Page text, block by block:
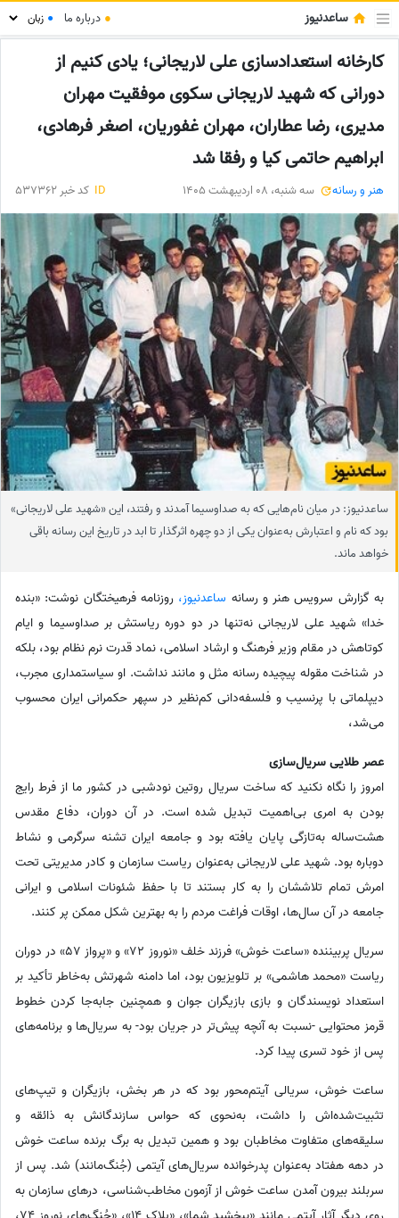
ساعدنیوز ● درباره ما ●
کارخانه استعدادسازی علی لاریجانی؛ یادی کنیم از
دورانی که شهید لاریجانی سکوی موفقیت مهران
مدیری، رضا عطاران، مهران غفوریان، اصغر فرهادی،
ابراهیم حاتمی کیا و رفقا شد
هنر و رسانه سه شنبه، 08 اردیبهشت 1405 ID کد خبر 537362
ساعدنیوز: در میان نام‌هایی که به صداوسیما آمدند و رفتند، این «شهید علی لاریجانی»
بود که نام و اعتبارش به‌عنوان یکی از دو چهره اثرگذار تا ابد در تاریخ این رسانه باقی
خواهد ماند.
به گزارش سرویس هنر و رسانه ساعدنیوز،روزنامه فرهیختگان نوشت: «بنده
خدا» شهید علی لاریجانی نه‌تنها در دو دوره ریاستش بر صداوسیما و ایام
کوتاهش در مقام وزیر فرهنگ و ارشاد اسلامی، نماد قدرت نرم نظام بود، بلکه
در شناخت مقوله پیچیده رسانه مثل و مانند نداشت. او سیاستمداری مجرب،
دیپلماتی با پرنسیب و فلسفه‌دانی کم‌نظیر در سپهر حکمرانی ایران محسوب
می‌شد،
عصر طلایی سریال‌سازی
امروز را نگاه نکنید که ساخت سریال روتین نودشبی در کشور ما از فرط رایج
بودن به امری بی‌اهمیت تبدیل شده است. در آن دوران، دفاع مقدس
هشت‌ساله به‌تازگی پایان یافته بود و جامعه ایران تشنه سرگرمی و نشاط
دوباره بود. شهید علی لاریجانی به‌عنوان ریاست سازمان و کادر مدیریتی تحت
امرش تمام تلاششان را به کار بستند تا با حفظ شئونات اسلامی و ایرانی
جامعه در آن سال‌ها، اوقات فراغت مردم را به بهترین شکل ممکن پر کنند.
سریال پربیننده «ساعت خوش» فرزند خلف «نوروز 72» و «پرواز 57» در دوران
ریاست «محمد هاشمی» بر تلویزیون بود، اما دامنه شهرتش به‌خاطر تأکید بر
استعداد نویسندگان و بازی بازیگران جوان و همچنین جابه‌جا کردن خطوط
قرمز محتوایی -نسبت به آنچه پیش‌تر در جریان بود- به سریال‌ها و برنامه‌های
پس از خود تسری پیدا کرد.
ساعت خوش، سریالی آیتم‌محور بود که در هر بخش، بازیگران و تیپ‌های
تثبیت‌شده‌اش را داشت، به‌نحوی که حواس سازندگانش به ذائقه و
سلیقه‌های متفاوت مخاطبان بود و همین تبدیل به برگ برنده ساعت خوش
در دهه هفتاد به‌عنوان پدرخوانده سریال‌های آیتمی (جُنگ‌مانند) شد. پس از
سربلند بیرون آمدن ساعت خوش از آزمون مخاطب‌شناسی، درهای سازمان به